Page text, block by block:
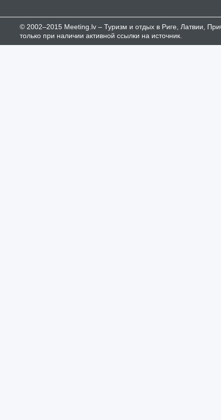
© 2002–2015 Meeting.lv – Туризм и отдых в Риге, Латвии,
только при наличии активной ссылки на источник.